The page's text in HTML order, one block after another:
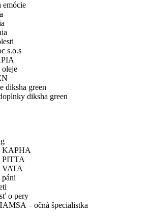
emócie
s.o.s
oleje
diksha green
diksha green
KAPHA
PITTA
VATA
páni
o pery
– očná špecialistka